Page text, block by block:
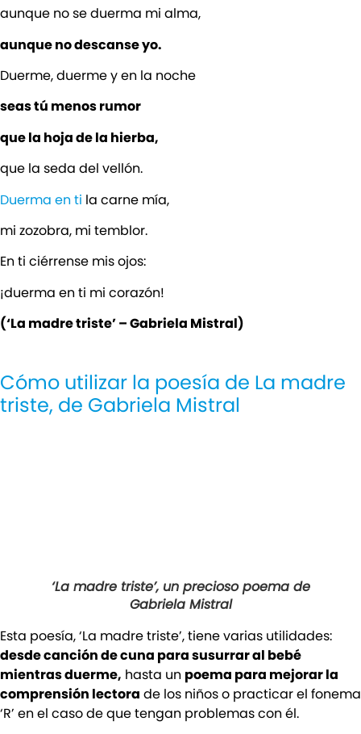
aunque no se duerma mi alma,
aunque no descanse yo.
Duerme, duerme y en la noche
seas tú menos rumor
que la hoja de la hierba,
que la seda del vellón.
Duerma en ti la carne mía,
mi zozobra, mi temblor.
En ti ciérrense mis ojos:
¡duerma en ti mi corazón!
(‘La madre triste’ – Gabriela Mistral)
Cómo utilizar la poesía de La madre
triste, de Gabriela Mistral
‘La madre triste’, un precioso poema de
Gabriela Mistral
Esta poesía, ‘La madre triste’, tiene varias utilidades:
desde canción de cuna para susurrar al bebé
mientras duerme, hasta un poema para mejorar la
comprensión lectora de los niños o practicar el fonema
‘R’ en el caso de que tengan problemas con él.